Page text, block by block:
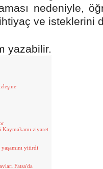
nedeniyle,
ve isteklerini
yazabilir.
ziyaret
yaşamını yitirdi
Fatsa'da